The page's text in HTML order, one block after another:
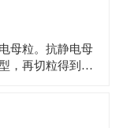
母粒。抗静电母
，再切粒得到
表面电阻为